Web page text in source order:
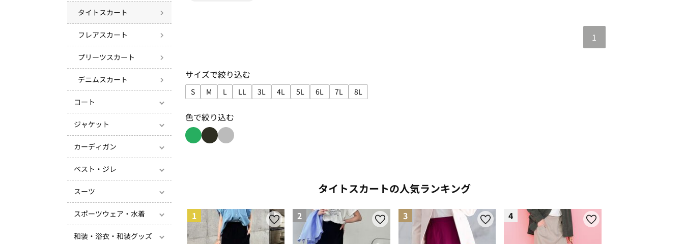
タイトスカート
フレアスカート
プリーツスカート
デニムスカート
コート
ジャケット
カーディガン
ベスト・ジレ
スーツ
スポーツウェア・水着
和装・浴衣・和装グッズ
1
サイズで絞り込む
S
サイズで絞り込み: S
M
サイズで絞り込み: M
L
サイズで絞り込み: L
LL
サイズで絞り込み: LL
3L
サイズで絞り込み: 3L
4L
サイズで絞り込み: 4L
5L
サイズで絞り込み: 5L
6L
サイズで絞り込み: 6L
7L
サイズで絞り込み: 7L
8L
サイズで絞り込み: 8L
色で絞り込む
タイトスカートの人気ランキング
1 2 3 4